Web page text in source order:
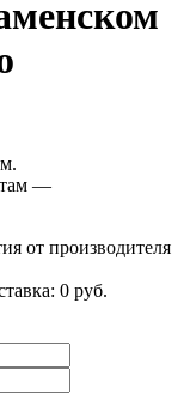
—
от производителя
0 руб.